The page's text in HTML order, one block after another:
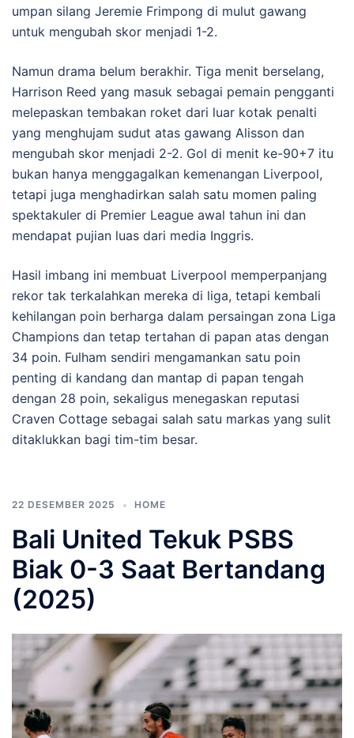
umpan silang Jeremie Frimpong di mulut gawang
untuk mengubah skor menjadi 1-2.
Namun drama belum berakhir. Tiga menit berselang,
Harrison Reed yang masuk sebagai pemain pengganti
melepaskan tembakan roket dari luar kotak penalti
yang menghujam sudut atas gawang Alisson dan
mengubah skor menjadi 2-2. Gol di menit ke-90+7 itu
bukan hanya menggagalkan kemenangan Liverpool,
tetapi juga menghadirkan salah satu momen paling
spektakuler di Premier League awal tahun ini dan
mendapat pujian luas dari media Inggris.
Hasil imbang ini membuat Liverpool memperpanjang
rekor tak terkalahkan mereka di liga, tetapi kembali
kehilangan poin berharga dalam persaingan zona Liga
Champions dan tetap tertahan di papan atas dengan
34 poin. Fulham sendiri mengamankan satu poin
penting di kandang dan mantap di papan tengah
dengan 28 poin, sekaligus menegaskan reputasi
Craven Cottage sebagai salah satu markas yang sulit
ditaklukkan bagi tim-tim besar.
22 DESEMBER 2025 HOME
Bali United Tekuk PSBS
Biak 0-3 Saat Bertandang
(2025)